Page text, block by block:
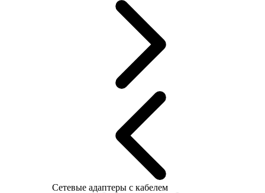
Сетевые адаптеры с кабелем